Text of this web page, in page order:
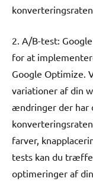
2. A/B-test:
for at
Google Optimize.
variationer af din
ændringer der har
farver,
tests kan du
optimeringer af